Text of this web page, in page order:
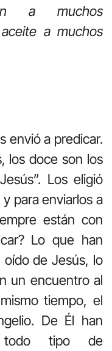
a muchos
a muchos
envió a predicar.
los doce son los
Los eligió
para enviarlos a
están con
Lo que han
de Jesús, lo
un encuentro al
tiempo, el
De Él han
todo tipo de